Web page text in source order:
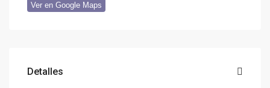
Ver en Google Maps
Detalles